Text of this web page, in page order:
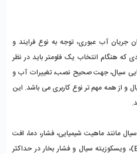
جریان آب عبوری، توجه به نوع فرایند و
که هنگام انتخاب یک فلومتر باید در نظر
سیال، جهت صحیح نصب، تغییرات آب و
و از همه مهم تر نوع کاربری می باشد. این
مانند ماهیت شیمیایی، فشار، دما، افت
فشار مجاز، چگالی، هدایت الکتریکی (EC)، ویسکوزیته سیال و فشار بخار در حداکثر